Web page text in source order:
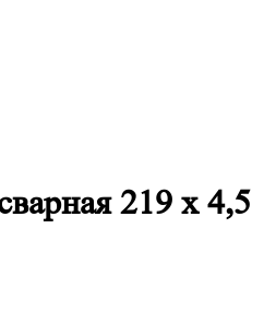
219 х 4,5